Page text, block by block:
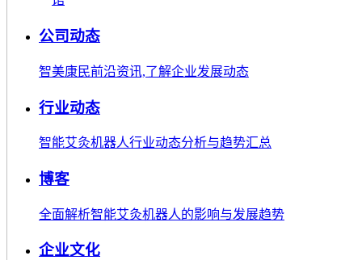
公司动态
智美康民前沿资讯,了解企业发展动态
行业动态
智能艾灸机器人行业动态分析与趋势汇总
博客
全面解析智能艾灸机器人的影响与发展趋势
企业文化